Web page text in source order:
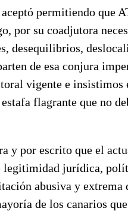
permitiendo que
por su coadjutora
desequilibrios,
de esa conjura
vigente e insistimos
flagrante que no
y por escrito que el
jurídica,
abusiva y extrema
de los canarios